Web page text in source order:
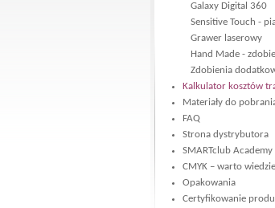
Galaxy Digital 360
Sensitive Touch -
Grawer laserowy
Hand Made -
Zdobienia
Kalkulator kosztów
Materiały do
FAQ
Strona dystrybutora
SMARTclub Academy
CMYK – warto
Opakowania
Certyfikowanie